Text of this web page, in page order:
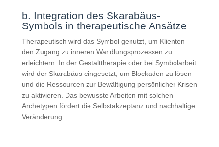
b. Integration des Skarabäus-
Symbols in therapeutische Ansätze
Therapeutisch wird das Symbol genutzt, um Klienten
den Zugang zu inneren Wandlungsprozessen zu
erleichtern. In der Gestalttherapie oder bei Symbolarbeit
wird der Skarabäus eingesetzt, um Blockaden zu lösen
und die Ressourcen zur Bewältigung persönlicher Krisen
zu aktivieren. Das bewusste Arbeiten mit solchen
Archetypen fördert die Selbstakzeptanz und nachhaltige
Veränderung.